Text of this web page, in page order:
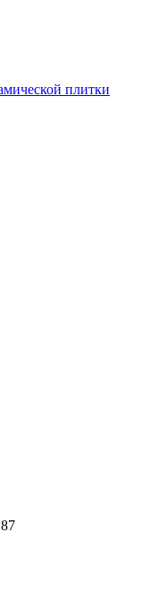
плитки